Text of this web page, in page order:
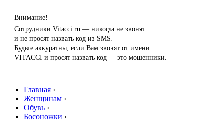
Внимание!
Сотрудники Vitacci.ru — никогда не звонят
и не просят назвать код из SMS.
Будьте аккуратны, если Вам звонят от имени
VITACCI и просят назвать код — это мошенники.
Главная ›
Женщинам ›
Обувь ›
Босоножки ›